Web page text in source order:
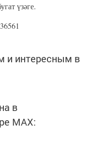
үзәге.
и интересным в
в
MАХ: